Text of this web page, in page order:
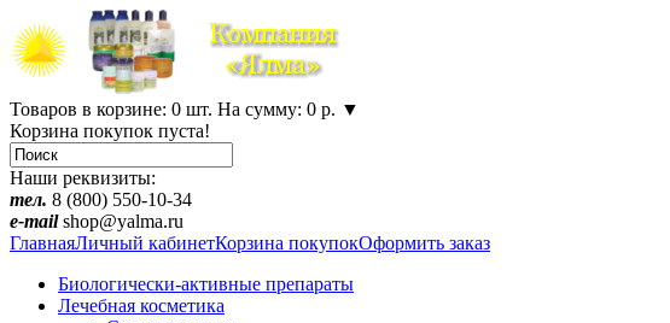
Товаров в корзине: 0 шт. На сумму: 0 р. ▼
Корзина покупок пуста!
Наши реквизиты:
тел. 8 (800) 550-10-34
e-mailshop@yalma.ru
ГлавнаяЛичный кабинетКорзина покупокОформить заказ
Биологически-активные препараты
Лечебная косметика